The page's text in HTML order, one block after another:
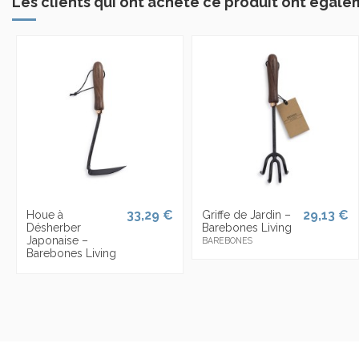
Houe à
Désherber
Japonaise –
Barebones Living
33,29 €
Griffe de Jardin –
Barebones Living
BAREBONES
29,13 €